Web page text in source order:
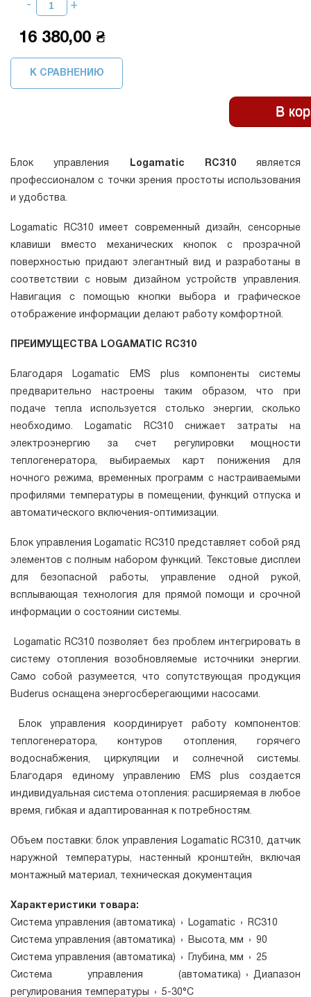
16 380,00 ₴
К СРАВНЕНИЮ
Блок управления Logamatic RC310является
профессионалом с точки зрения простоты использования
и удобства.
Logamatic RC310 имеет современный дизайн, сенсорные
клавиши вместо механических кнопок с прозрачной
поверхностью придают элегантный вид и разработаны в
соответствии с новым дизайном устройств управления.
Навигация с помощью кнопки выбора и графическое
отображение информации делают работу комфортной.
ПРЕИМУЩЕСТВА LOGAMATIC RC310
Благодаря Logamatic EMS plus компоненты системы
предварительно настроены таким образом, что при
подаче тепла используется столько энергии, сколько
необходимо. Logamatic RC310 снижает затраты на
электроэнергию за счет регулировки мощности
теплогенератора, выбираемых карт понижения для
ночного режима, временных программ с настраиваемыми
профилями температуры в помещении, функций отпуска и
автоматического включения-оптимизации.
Блок управления Logamatic RC310 представляет собой ряд
элементов с полным набором функций. Текстовые дисплеи
для безопасной работы, управление одной рукой,
всплывающая технология для прямой помощи и срочной
информации о состоянии системы.
Logamatic RC310 позволяет без проблем интегрировать в
систему отопления возобновляемые источники энергии.
Само собой разумеется, что сопутствующая продукция
Buderus оснащена энергосберегающими насосами.
Блок управления координирует работу компонентов:
теплогенератора, контуров отопления, горячего
водоснабжения, циркуляции и солнечной системы.
Благодаря единому управлению EMS plus создается
индивидуальная система отопления: расширяемая в любое
время, гибкая и адаптированная к потребностям.
Объем поставки: блок управления Logamatic RC310, датчик
наружной температуры, настенный кронштейн, включая
монтажный материал, техническая документация
Характеристики товара:
Система управления (автоматика)
› Logamatic ›
RC310
Система управления (автоматика)
› Высота, мм ›
90
Система управления (автоматика)
› Глубина, мм ›
25
Система управления (автоматика)
›
Диапазон
регулирования температуры
› 5-30°C